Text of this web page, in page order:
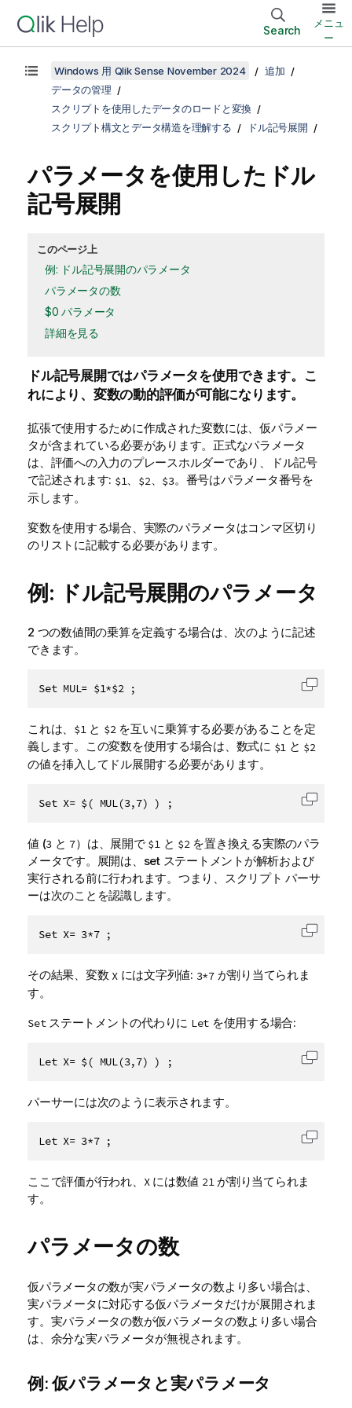
Search
メニュ
ー
Windows 用 Qlik Sense November 2024
追加
データの管理
スクリプトを使用したデータのロードと変換
スクリプト構文とデータ構造を理解する
ドル記号展開
パラメータを使用したドル
記号展開
このページ上
例: ドル記号展開のパラメータ
パラメータの数
$0 パラメータ
詳細を見る
ドル記号展開ではパラメータを使用できます。こ
れにより、変数の動的評価が可能になります。
拡張で使用するために作成された変数には、仮パラメー
タが含まれている必要があります。正式なパラメータ
は、評価への入力のプレースホルダーであり、ドル記号
で記述されます: $1 、 $2、 $3。番号はパラメータ番号を
示します。
変数を使用する場合、実際のパラメータはコンマ区切り
のリストに記載する必要があります。
例: ドル記号展開のパラメータ
2 つの数値間の乗算を定義する場合は、次のように記述
できます。
Set MUL= $1*$2 ; コード
これは、 $1と $2を互いに乗算する必要があることを定
義します。この変数を使用する場合は、数式に $1 と $2
の値を挿入してドル展開する必要があります。
Set X= $( MUL(3,7) ) ; コード
値 (3 と 7）は、展開で $1 と $2 を置き換える実際のパラ
メータです。展開は、set ステートメントが解析および
実行される前に行われます。つまり、スクリプト パーサ
ーは次のことを認識します。
Set X= 3*7 ; コード
その結果、変数 Xには文字列値: 3*7が割り当てられま
す。
Setステートメントの代わりに Let を使用する場合:
Let X= $( MUL(3,7) ) ; コード
パーサーには次のように表示されます。
Let X= 3*7 ; コード
ここで評価が行われ、 Xには数値 21が割り当てられま
す。
パラメータの数
仮パラメータの数が実パラメータの数より多い場合は、
実パラメータに対応する仮パラメータだけが展開されま
す。実パラメータの数が仮パラメータの数より多い場合
は、余分な実パラメータが無視されます。
例: 仮パラメータと実パラメータ